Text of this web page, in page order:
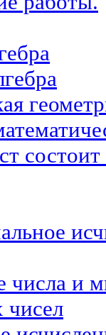
числа и
чисел